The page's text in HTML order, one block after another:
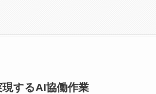
するAI協働作業